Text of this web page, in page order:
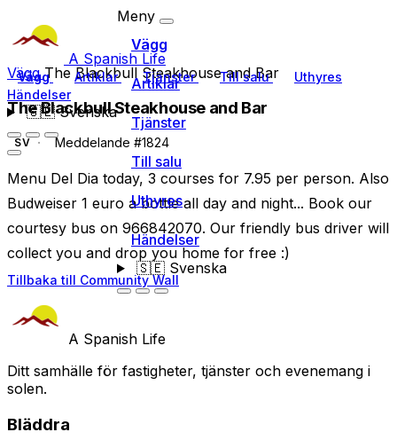
A Spanish Life
Vägg Artiklar Tjänster Till salu
Uthyres
Händelser
🇸🇪Svenska
Meny
Vägg
Artiklar
Tjänster
Till salu
Uthyres
Händelser
🇸🇪Svenska
VäggThe Blackbull Steakhouse and Bar
The Blackbull Steakhouse and Bar
SV Meddelande #1824
Menu Del Dia today, 3 courses for 7.95 per person. Also
Budweiser 1 euro a bottle all day and night... Book our
courtesy bus on 966842070. Our friendly bus driver will
collect you and drop you home for free :)
Tillbaka till Community Wall
A Spanish Life
Ditt samhälle för fastigheter, tjänster och evenemang i
solen.
Bläddra